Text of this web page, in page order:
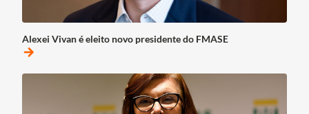
Alexei Vivan é eleito novo presidente do FMASE
arrow_forward